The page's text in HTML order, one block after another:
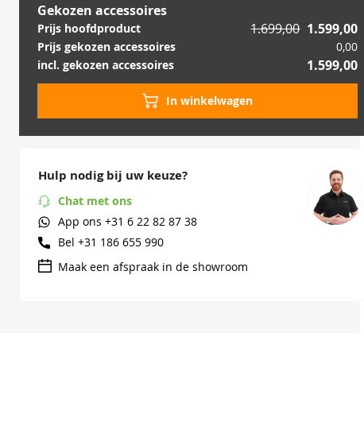
Gekozen accessoires
Prijs hoofdproduct 1.699,00 1.599,00
Prijs gekozen accessoires 0,00
1.599,00
incl. gekozen accessoires
In winkelwagen
Hulp nodig bij uw keuze?
Bel +31 186 655 990
App ons +31 6 22 82 87 38
Chat met ons
Maak een afspraak in de showroom